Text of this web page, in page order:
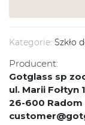
Kategorie: Szkło
Producent:
Gotglass sp
ul. Marii Fołtyn
26-600 Radom